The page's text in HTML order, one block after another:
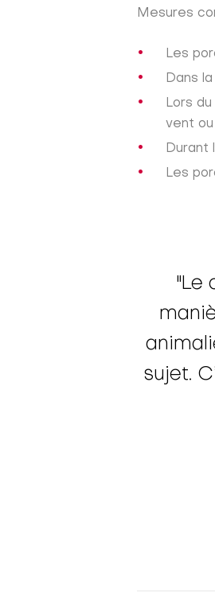
Mesures
Les
Dans
Lors
vent
Durant
Les
"Le
sujet.